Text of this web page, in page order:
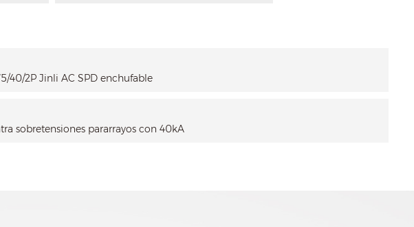
40/2P Jinli AC SPD enchufable
sobretensiones pararrayos con 40kA